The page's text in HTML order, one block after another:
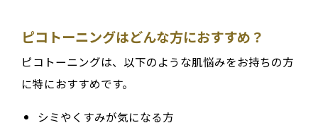
ピコトーニングはどんな方におすすめ？
ピコトーニングは、以下のような肌悩みをお持ちの方
に特におすすめです。
シミやくすみが気になる方